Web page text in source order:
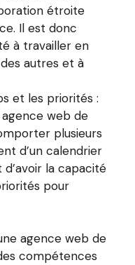
étroite
Il est donc
à travailler en
autres et à
et les priorités :
web de
plusieurs
d’un calendrier
la capacité
pour
agence web de
compétences